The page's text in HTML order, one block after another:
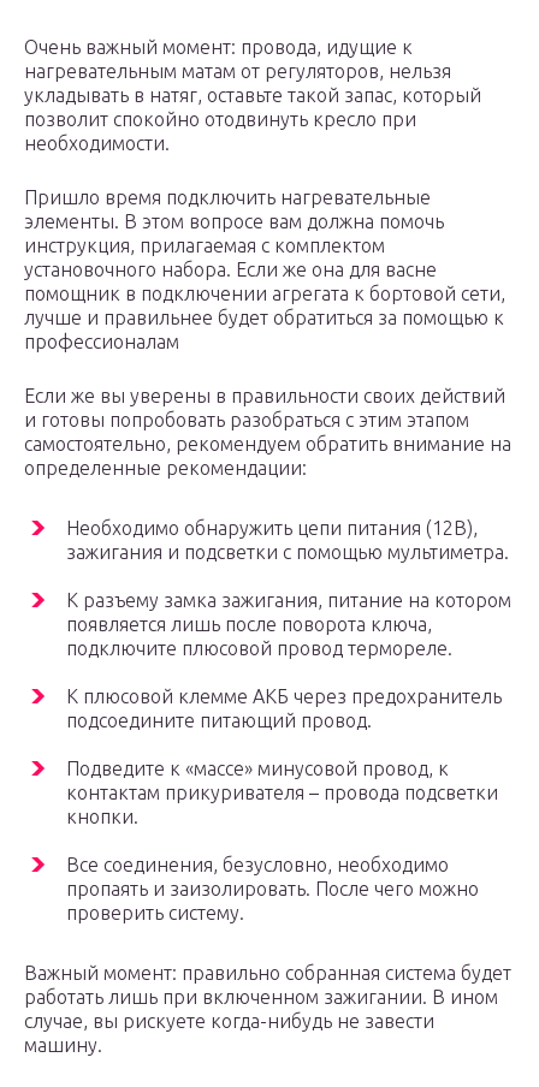
Очень важный момент: провода, идущие к
нагревательным матам от регуляторов, нельзя
укладывать в натяг, оставьте такой запас, который
позволит спокойно отодвинуть кресло при
необходимости.
Пришло время подключить нагревательные
элементы. В этом вопросе вам должна помочь
инструкция, прилагаемая с комплектом
установочного набора. Если же она для васне
помощник в подключении агрегата к бортовой сети,
лучше и правильнее будет обратиться за помощью к
профессионалам
Если же вы уверены в правильности своих действий
и готовы попробовать разобраться с этим этапом
самостоятельно, рекомендуем обратить внимание на
определенные рекомендации:
Необходимо обнаружить цепи питания (12В),
зажигания и подсветки с помощью мультиметра.
К разъему замка зажигания, питание на котором
появляется лишь после поворота ключа,
подключите плюсовой провод термореле.
К плюсовой клемме АКБ через предохранитель
подсоедините питающий провод.
Подведите к «массе» минусовой провод, к
контактам прикуривателя – провода подсветки
кнопки.
Все соединения, безусловно, необходимо
пропаять и заизолировать. После чего можно
проверить систему.
Важный момент: правильно собранная система будет
работать лишь при включенном зажигании. В ином
случае, вы рискуете когда-нибудь не завести
машину.